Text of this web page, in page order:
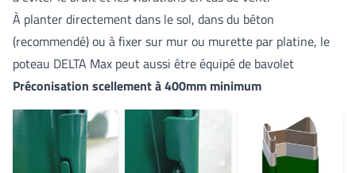
À planter directement dans le sol, dans du béton
(recommendé) ou à fixer sur mur ou murette par platine, le
poteau DELTA Max peut aussi être équipé de bavolet
Préconisation scellement à 400mm minimum